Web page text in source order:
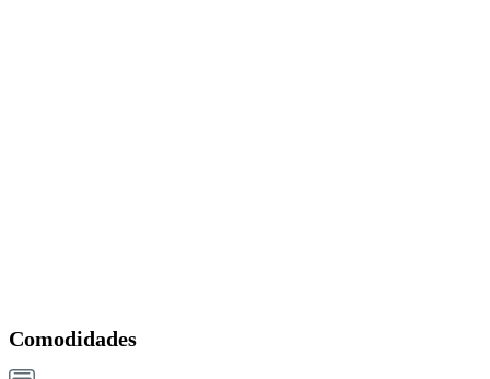
Comodidades